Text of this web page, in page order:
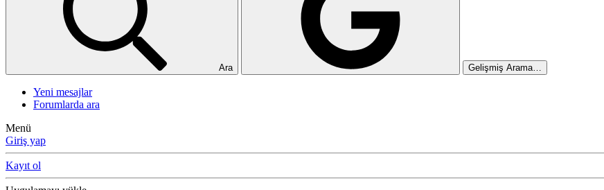
Ara Gelişmiş Arama…
Yeni mesajlar
Forumlarda ara
Menü
Giriş yap
Kayıt ol